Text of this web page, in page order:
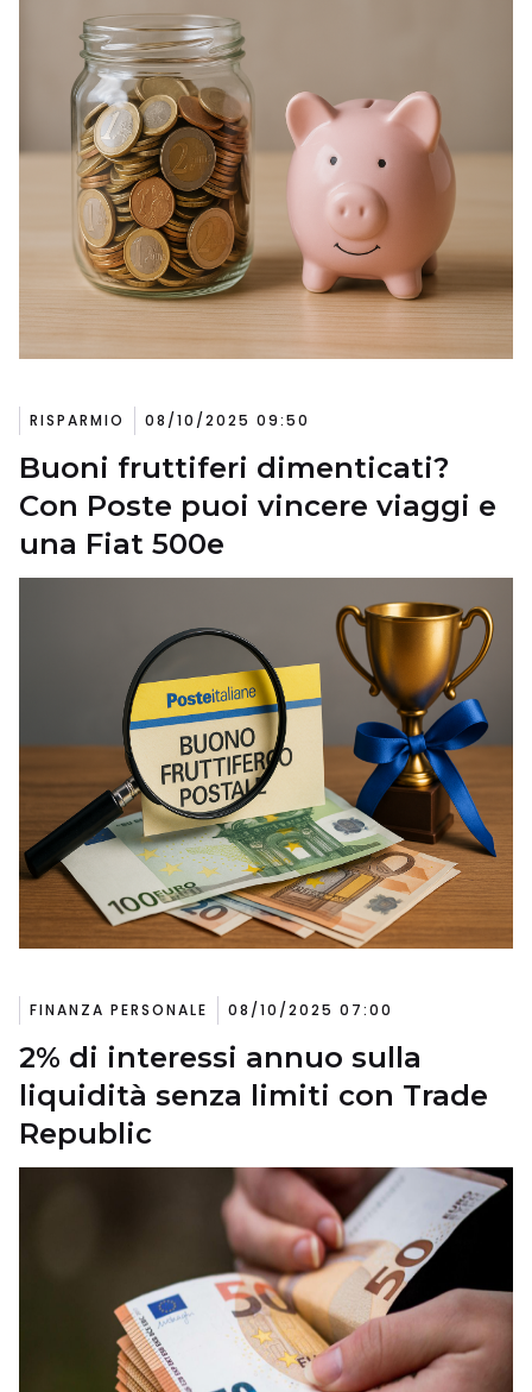
RISPARMIO 08/10/2025 09:50
Buoni fruttiferi dimenticati?
Con Poste puoi vincere viaggi e
una Fiat 500e
FINANZA PERSONALE 08/10/2025 07:00
2% di interessi annuo sulla
liquidità senza limiti con Trade
Republic